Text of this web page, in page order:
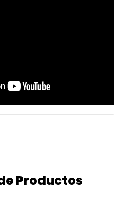
Productos